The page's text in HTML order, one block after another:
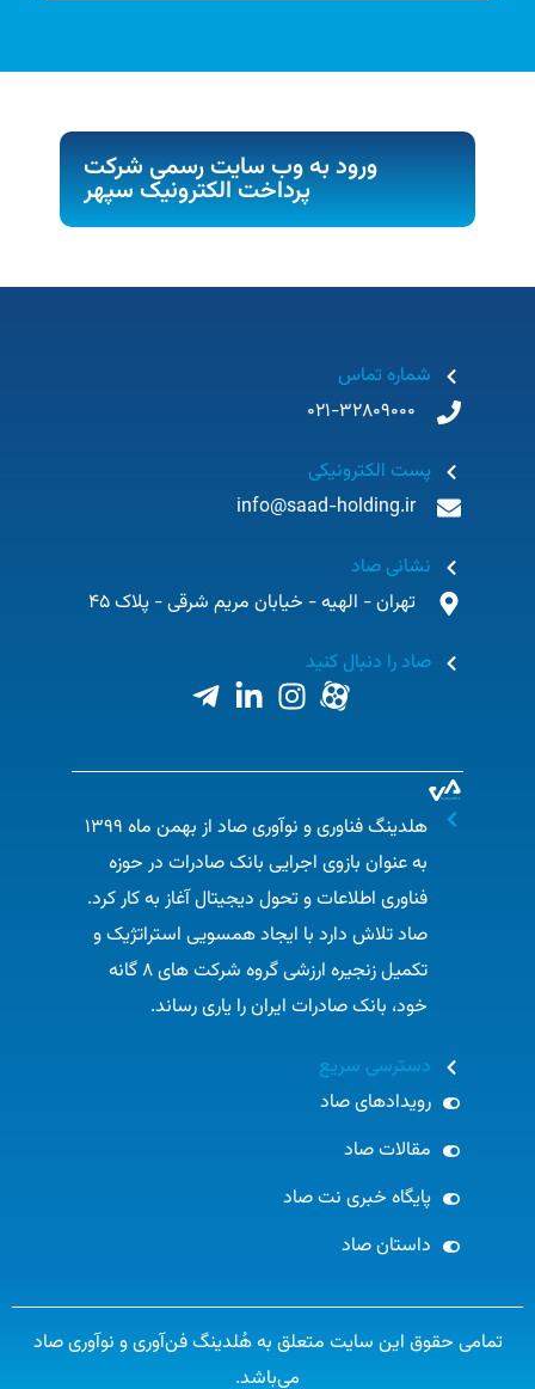
ورود به وب سایت رسمی شرکت
پرداخت الکترونیک سپهر
شماره تماس
021-32809000
پست الکترونیکی
info@saad-holding.ir
نشانی صاد
تهران - الهیه - خیابان مریم شرقی - پلاک 45
صاد را دنبال کنید
هلدینگ فناوری و نوآوری صاد از بهمن ماه ۱۳۹۹
به عنوان بازوی اجرایی بانک صادرات در حوزه
فناوری اطلاعات و تحول دیجیتال آغاز به کار کرد.
صاد تلاش دارد با ایجاد همسویی استراتژیک و
تکمیل زنجیره ارزشی گروه شرکت های ۸ گانه
خود، بانک صادرات ایران را یاری رساند.​
دسترسی سریع
رویدادهای صاد
مقالات صاد
پایگاه خبری نت صاد
داستان صاد
تمامی حقوق این سایت متعلق به هُلدینگ فن‌آوری و نوآوری صاد
می‌باشد.